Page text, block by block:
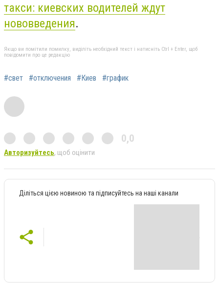
такси: киевских водителей ждут
нововведения.
Якщо ви помітили помилку, виділіть необхідний текст і натисніть Ctrl + Enter, щоб
повідомити про це редакцію
#свет #отключения #Киев #график
0,0
Авторизуйтесь, щоб оцінити
Діліться цією новиною та підписуйтесь на наші канали